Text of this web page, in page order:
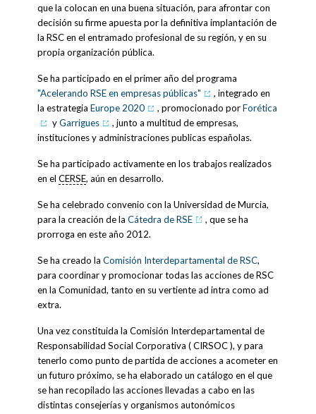
que la colocan en una buena situación, para afrontar con
decisión su firme apuesta por la definitiva implantación de
la RSC en el entramado profesional de su región, y en su
propia organización pública.
Se ha participado en el primer año del programa
"Acelerando RSE en empresas públicas"
, integrado en
la estrategiaEurope 2020 , promocionado porForética
yGarrigues
, junto a multitud de empresas,
instituciones y administraciones publicas españolas.
Se ha participado activamente en los trabajos realizados
en elCERSE, aún en desarrollo.
Se ha celebrado convenio con la Universidad de Murcia,
para la creación de laCátedra de RSE
, que se ha
prorroga en este año 2012.
Se ha creado laComisión Interdepartamental de RSC,
para coordinar y promocionar todas las acciones de RSC
en la Comunidad, tanto en su vertiente ad intra como ad
extra.
Una vez constituida la Comisión Interdepartamental de
Responsabilidad Social Corporativa ( CIRSOC ), y para
tenerlo como punto de partida de acciones a acometer en
un futuro próximo, se ha elaborado un catálogo en el que
se han recopilado las acciones llevadas a cabo en las
distintas consejerías y organismos autonómicos